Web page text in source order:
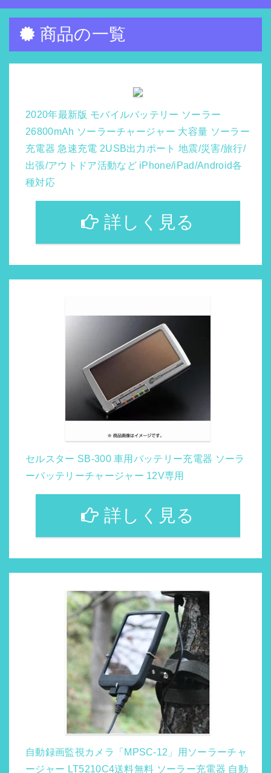
商品の一覧
2020年最新版 モバイルバッテリー ソーラー
26800mAh ソーラーチャージャー 大容量 ソーラー
充電器 急速充電 2USB出力ポート 地震/災害/旅行/
出張/アウトドア活動など iPhone/iPad/Android各
種対応
詳しく見る
セルスター SB-300 車用バッテリー充電器 ソーラ
ーバッテリーチャージャー 12V専用
詳しく見る
自動録画監視カメラ「MPSC-12」用ソーラーチャ
ージャー LT5210C4送料無料 ソーラー充電器 自動